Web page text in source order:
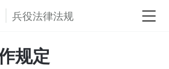
兵役法律法规
规定